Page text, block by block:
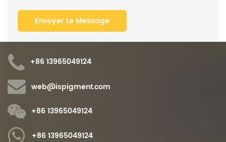
+86 13965049124
web@ispigment.com
+86 13965049124
+86 13965049124